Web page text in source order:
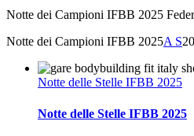
Notte dei Campioni IFBB 2025
Notte dei Campioni IFBB 2025A S
Notte delle Stelle IFBB 2025
Notte delle Stelle IFBB 2025